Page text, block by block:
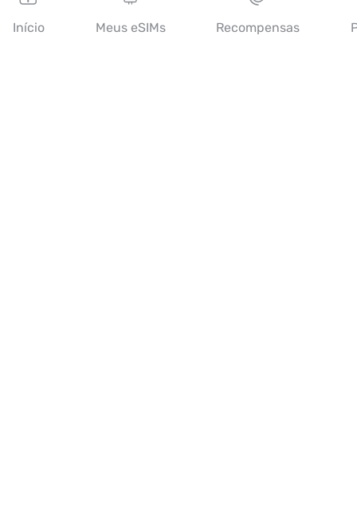
eSIM para Ásia
eSIM para Américas
Início Meus eSIMs Recompensas